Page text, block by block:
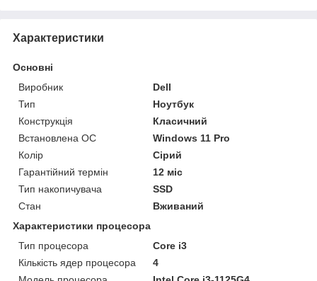
Характеристики
Основні
Виробник
Dell
Тип
Ноутбук
Конструкція
Класичний
Встановлена ОС
Windows 11 Pro
Колір
Сірий
Гарантійний термін
12 міс
Тип накопичувача
SSD
Стан
Вживаний
Характеристики процесора
Тип процесора
Core i3
Кількість ядер процесора
4